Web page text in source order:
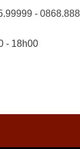
Bảo đúng
Phẩm bền
-
- 18h00